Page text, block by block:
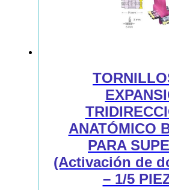
ANATÓMICO
PARA
(Activación de
– 1/5